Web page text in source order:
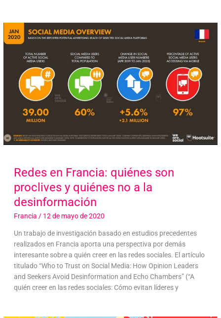
Redes en Francia: quiénes son
proclives y quiénes no a la
desinformación
Francia / 12 de mayo de 2020
Un trabajo de investigación basado en estudios precedentes
realizados en Francia aporta una perspectiva por demás
interesante sobre a quién creer en las redes sociales. El artículo
titulado “Who to Trust on Social Media: How Opinion Leaders
and Seekers Avoid Desinformation and Echo Chambers” (“A
quién creer en las redes sociales: Cómo evitan líderes y